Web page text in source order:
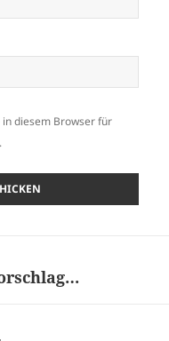
in diesem Browser für